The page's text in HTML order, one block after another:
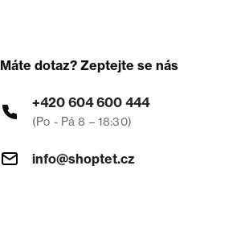
Máte dotaz? Zeptejte se nás
+420 604 600 444
(Po - Pá 8 – 18:30)
info@shoptet.cz